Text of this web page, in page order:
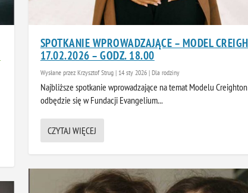
SPOTKANIE WPROWADZAJĄCE – MODEL
17.02.2026 – GODZ. 18.00
Wysłane przez Krzysztof Strug| 14 sty 2026| Dla rodziny
Najbliższe spotkanie wprowadzające na temat Modelu Creighton
odbędzie się w Fundacji Evangelium...
CZYTAJ WIĘCEJ